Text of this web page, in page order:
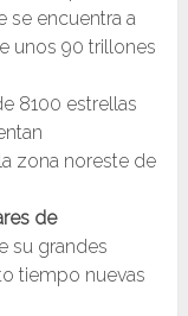
se encuentra a
unos 90 trillones
8100 estrellas
zona noreste de
de
su grandes
tiempo nuevas